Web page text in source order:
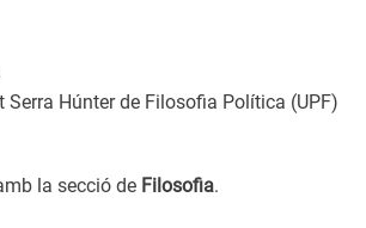
Serra Húnter de Filosofia Política (UPF)
la secció de Filosofia.